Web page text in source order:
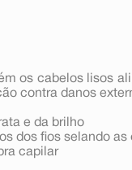
os cabelos lisos
contra danos
e da brilho
dos fios selando
capilar